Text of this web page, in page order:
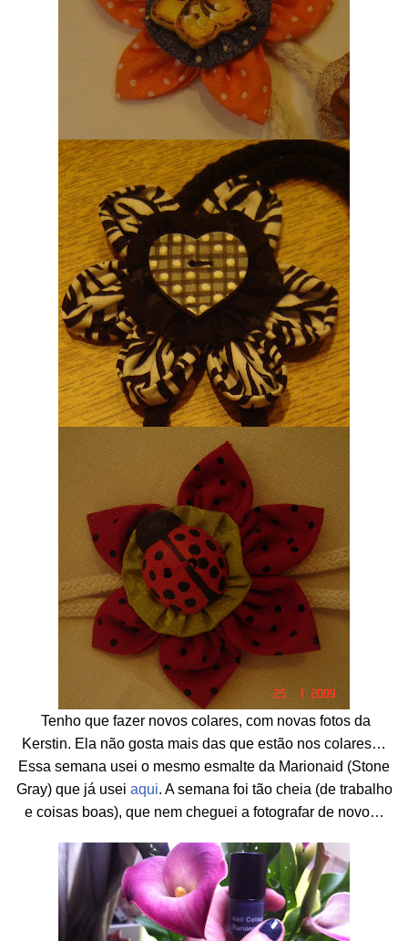
Tenho que fazer novos colares, com novas fotos da
Kerstin. Ela não gosta mais das que estão nos colares…
Essa semana usei o mesmo esmalte da Marionaid (Stone
Gray) que já usei aqui. A semana foi tão cheia (de trabalho
e coisas boas), que nem cheguei a fotografar de novo…